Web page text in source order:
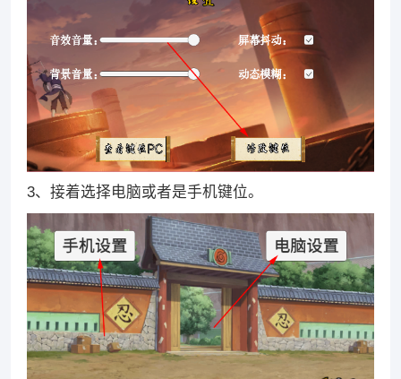
3、接着选择电脑或者是手机键位。